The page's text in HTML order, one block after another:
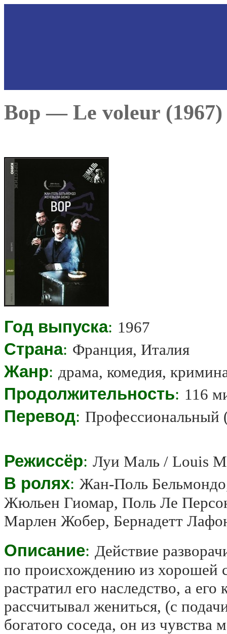
Вор — Le voleur (1967)
Год выпуска: 1967
Страна: Франция, Италия
Жанр: драма, комедия,
Продолжительность: 116
Перевод: Профессиональный
Режиссёр: Луи Маль / Louis
В ролях: Жан-Поль
Жюльен Гиомар, Поль Ле
Марлен Жобер, Бернадетт
Описание: Действие
по происхождению из хорошей
растратил его наследство, а
рассчитывал жениться, (с
богатого соседа, он из чувства